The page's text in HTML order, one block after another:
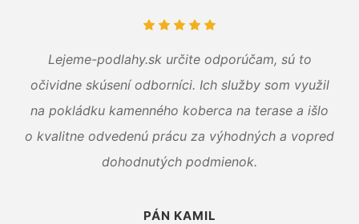
Lejeme-podlahy.sk určite odporúčam, sú to
očividne skúsení odborníci. Ich služby som využil
na pokládku kamenného koberca na terase a išlo
o kvalitne odvedenú prácu za výhodných a vopred
dohodnutých podmienok.
PÁN KAMIL